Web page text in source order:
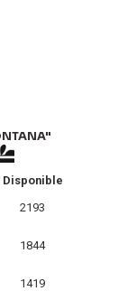
Disponible
2193
1844
1419